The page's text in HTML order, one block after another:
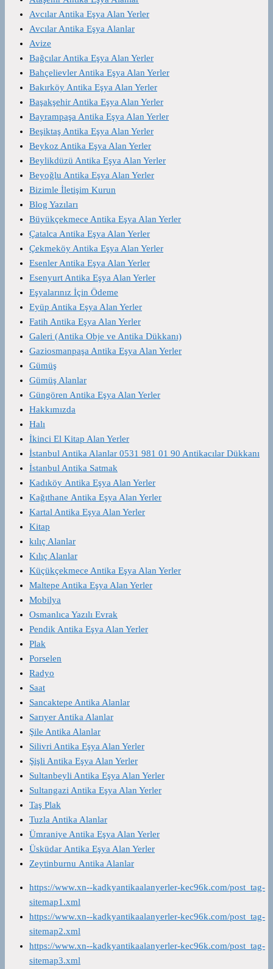
Avcılar Antika Eşya Alan Yerler
Avcılar Antika Eşya Alanlar
Avize
Bağcılar Antika Eşya Alan Yerler
Bahçelievler Antika Eşya Alan Yerler
Bakırköy Antika Eşya Alan Yerler
Başakşehir Antika Eşya Alan Yerler
Bayrampaşa Antika Eşya Alan Yerler
Beşiktaş Antika Eşya Alan Yerler
Beykoz Antika Eşya Alan Yerler
Beylikdüzü Antika Eşya Alan Yerler
Beyoğlu Antika Eşya Alan Yerler
Bizimle İletişim Kurun
Blog Yazıları
Büyükçekmece Antika Eşya Alan Yerler
Çatalca Antika Eşya Alan Yerler
Çekmeköy Antika Eşya Alan Yerler
Esenler Antika Eşya Alan Yerler
Esenyurt Antika Eşya Alan Yerler
Eşyalarınız İçin Ödeme
Eyüp Antika Eşya Alan Yerler
Fatih Antika Eşya Alan Yerler
Galeri (Antika Obje ve Antika Dükkanı)
Gaziosmanpaşa Antika Eşya Alan Yerler
Gümüş
Gümüş Alanlar
Güngören Antika Eşya Alan Yerler
Hakkımızda
Halı
İkinci El Kitap Alan Yerler
İstanbul Antika Alanlar 0531 981 01 90 Antikacılar Dükkanı
İstanbul Antika Satmak
Kadıköy Antika Eşya Alan Yerler
Kağıthane Antika Eşya Alan Yerler
Kartal Antika Eşya Alan Yerler
Kitap
kılıç Alanlar
Kılıç Alanlar
Küçükçekmece Antika Eşya Alan Yerler
Maltepe Antika Eşya Alan Yerler
Mobilya
Osmanlıca Yazılı Evrak
Pendik Antika Eşya Alan Yerler
Plak
Porselen
Radyo
Saat
Sancaktepe Antika Alanlar
Sarıyer Antika Alanlar
Şile Antika Alanlar
Silivri Antika Eşya Alan Yerler
Şişli Antika Eşya Alan Yerler
Sultanbeyli Antika Eşya Alan Yerler
Sultangazi Antika Eşya Alan Yerler
Taş Plak
Tuzla Antika Alanlar
Ümraniye Antika Eşya Alan Yerler
Üsküdar Antika Eşya Alan Yerler
Zeytinburnu Antika Alanlar
https://www.xn--kadkyantikaalanyerler-kec96k.com/post_tag-
sitemap1.xml
https://www.xn--kadkyantikaalanyerler-kec96k.com/post_tag-
sitemap2.xml
https://www.xn--kadkyantikaalanyerler-kec96k.com/post_tag-
sitemap3.xml